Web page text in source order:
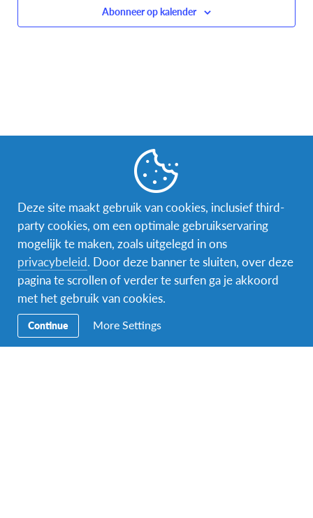
Abonneer op kalender
FacebookInstagramMessenger
Secundaire
Navigatie
Naar het buitenland
Word gastgezin
Deze site maakt gebruik van cookies, inclusief third-
party cookies, om een optimale gebruikservaring
mogelijk te maken, zoals uitgelegd in ons
privacybeleid. Door deze banner te sluiten, over deze
pagina te scrollen of verder te surfen ga je akkoord
met het gebruik van cookies.
Continue More Settings